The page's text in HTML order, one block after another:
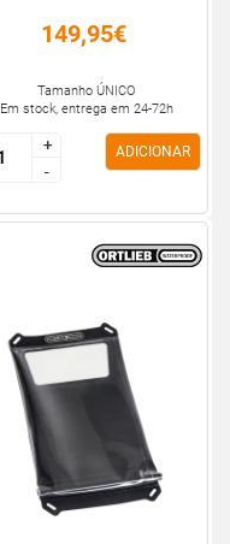
149,95€
Tamanho ÚNICO
Em stock, entrega em 24-72h
+
-
+
-
ADICIONAR